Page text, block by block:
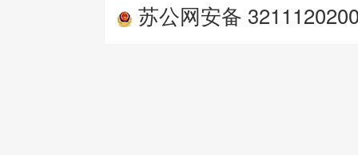
苏公网安备